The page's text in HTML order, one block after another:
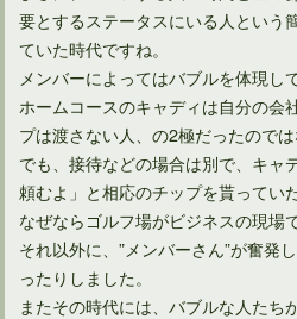
ゴルフラウンド中にショットの打数
ゴルフに存在する暗黙のルールは「
ゴルフ場の服装マナーではスニーカ
ゴルフラウンドでハーフプレーにど
要とするステータスにいる人という
ていた時代ですね。
メンバーによってはバブルを体現し
ホームコースのキャディは自分の会
プは渡さない人、の2極だったので
でも、接待などの場合は別で、キャ
頼むよ」と相応のチップを貰ってい
なぜならゴルフ場がビジネスの現場
それ以外に、”メンバーさん”が奮発
ったりしました。
またその時代には、バブルな人たち